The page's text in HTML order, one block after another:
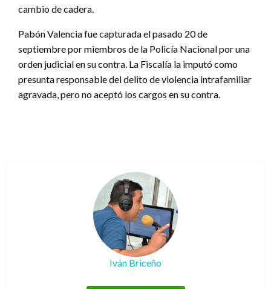
cambio de cadera.
Pabón Valencia fue capturada el pasado 20 de
septiembre por miembros de la Policía Nacional por una
orden judicial en su contra. La Fiscalía la imputó como
presunta responsable del delito de violencia intrafamiliar
agravada, pero no aceptó los cargos en su contra.
Iván Briceño